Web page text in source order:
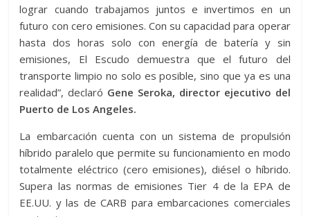
lograr cuando trabajamos juntos e invertimos en un
futuro con cero emisiones. Con su capacidad para operar
hasta dos horas solo con energía de batería y sin
emisiones, El Escudo demuestra que el futuro del
transporte limpio no solo es posible, sino que ya es una
realidad”, declaró Gene Seroka, director ejecutivo del
Puerto de Los Angeles.
La embarcación cuenta con un sistema de propulsión
híbrido paralelo que permite su funcionamiento en modo
totalmente eléctrico (cero emisiones), diésel o híbrido.
Supera las normas de emisiones Tier 4 de la EPA de
EE.UU. y las de CARB para embarcaciones comerciales